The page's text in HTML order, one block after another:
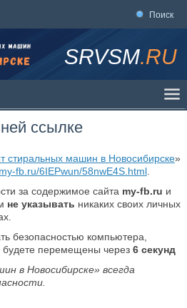
Поиск
SRVSM.RU
ссылке
стиральных машин в Новосибирске»
fb.ru/6IEPwun/58nwE4S.html.
за содержимое сайта my-fb.ru и
не указывать никаких своих личных
безопасностью компьютера,
будете перемещены через 6секунд
в Новосибирске» всегда